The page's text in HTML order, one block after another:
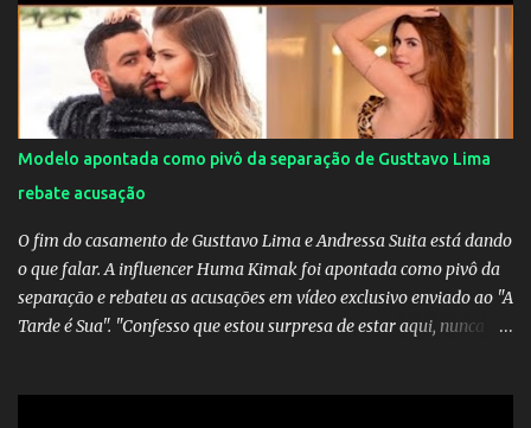
Modelo apontada como pivô da separação de Gusttavo Lima
rebate acusação
O fim do casamento de Gusttavo Lima e Andressa Suita está dando
o que falar. A influencer Huma Kimak foi apontada como pivô da
separação e rebateu as acusações em vídeo exclusivo enviado ao "A
Tarde é Sua". "Confesso que estou surpresa de estar aqui, nunca